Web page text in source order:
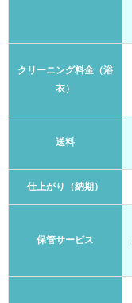
クリーニング料金（浴
衣）
送料
仕上がり（納期）
保管サービス